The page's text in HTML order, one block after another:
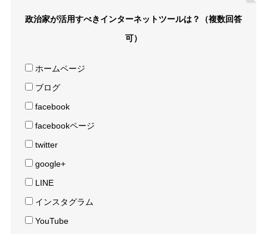
政治家が活用すべきインターネットツールは？（複数回答
可）
ホームページ
ブログ
facebook
facebookページ
twitter
google+
LINE
インスタグラム
YouTube